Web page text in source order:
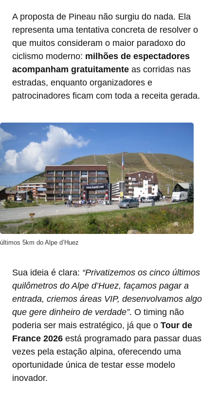
A proposta de Pineau não surgiu do nada. Ela
representa uma tentativa concreta de resolver o
que muitos consideram o maior paradoxo do
ciclismo moderno: milhões de espectadores
acompanham gratuitamente as corridas nas
estradas, enquanto organizadores e
patrocinadores ficam com toda a receita gerada.
últimos 5km do Alpe d’Huez
Sua ideia é clara: “Privatizemos os cinco últimos
quilômetros do Alpe d’Huez, façamos pagar a
entrada, criemos áreas VIP, desenvolvamos algo
que gere dinheiro de verdade”. O timing não
poderia ser mais estratégico, já que o Tour de
France 2026 está programado para passar duas
vezes pela estação alpina, oferecendo uma
oportunidade única de testar esse modelo
inovador.